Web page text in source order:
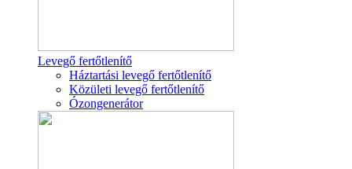
Levegő fertőtlenítő
Háztartási levegő fertőtlenítő
Közületi levegő fertőtlenítő
Ózongenerátor